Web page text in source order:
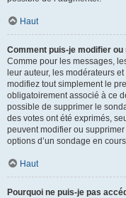
Haut
Comment puis-je modifier
Comme pour les messages,
leur auteur, les modérateurs
modifiez tout simplement le
obligatoirement associé à ce
possible de supprimer le
des votes ont été exprimés,
peuvent modifier ou
options d’un sondage en
Haut
Pourquoi ne puis-je pas